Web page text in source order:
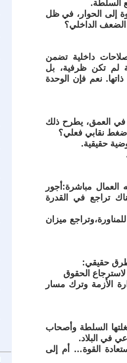
السلطة.
إلى الحوار، في ظل
الضعف الداخلي؟
داخلية تضمن
لم تكن ظرفية، بل
نعم فإن الوحدة
في العمق، يطرح ذلك
ضغط نقابي فعلي؟
حقيقية.
مباشرة:أجور
تراجع في القدرة
ميزان
طرق حقيقي:
الحقوق
الأزمة وترك مسار
السلطة وأصحاب
في البلاد.
المؤتمر 26 إلى بداية استعادة القوة… أم إلى